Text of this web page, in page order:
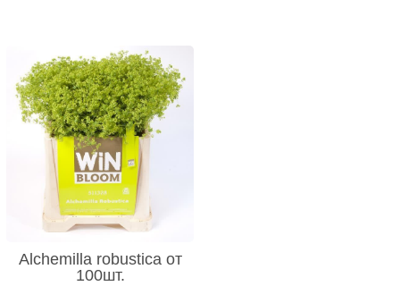
Alchemilla robustica от
100шт.